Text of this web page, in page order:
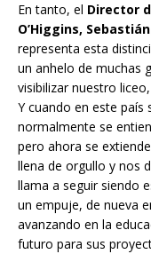
En tanto, el Director
O’Higgins,
representa esta
un anhelo de muchas
visibilizar nuestro
Y cuando en este país
normalmente se
pero ahora se
llena de orgullo y nos
llama a seguir siendo
un empuje, de nueva
avanzando en la
futuro para sus